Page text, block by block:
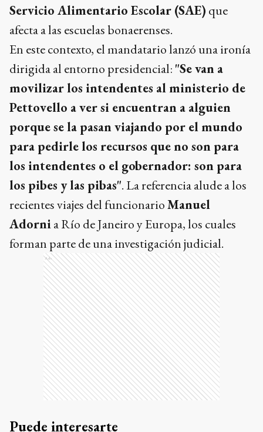
Servicio Alimentario Escolar (SAE) que
afecta a las escuelas bonaerenses.
En este contexto, el mandatario lanzó una ironía
dirigida al entorno presidencial: "Se van a
movilizar los intendentes al ministerio de
Pettovello a ver si encuentran a alguien
porque se la pasan viajando por el mundo
para pedirle los recursos que no son para
los intendentes o el gobernador: son para
los pibes y las pibas". La referencia alude a los
recientes viajes del funcionarioManuel
Adornia Río de Janeiro y Europa, los cuales
forman parte de una investigación judicial.
Ads
Puede interesarte